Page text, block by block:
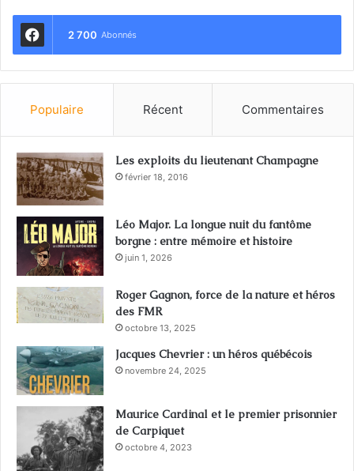
2 700 Abonnés
Populaire Récent Commentaires
Les exploits du lieutenant Champagne
février 18, 2016
Léo Major. La longue nuit du fantôme
borgne : entre mémoire et histoire
juin 1, 2026
Roger Gagnon, force de la nature et héros
des FMR
octobre 13, 2025
Jacques Chevrier : un héros québécois
novembre 24, 2025
Maurice Cardinal et le premier prisonnier
de Carpiquet
octobre 4, 2023